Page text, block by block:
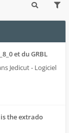
et du GRBL
Jedicut - Logiciel
the extrado